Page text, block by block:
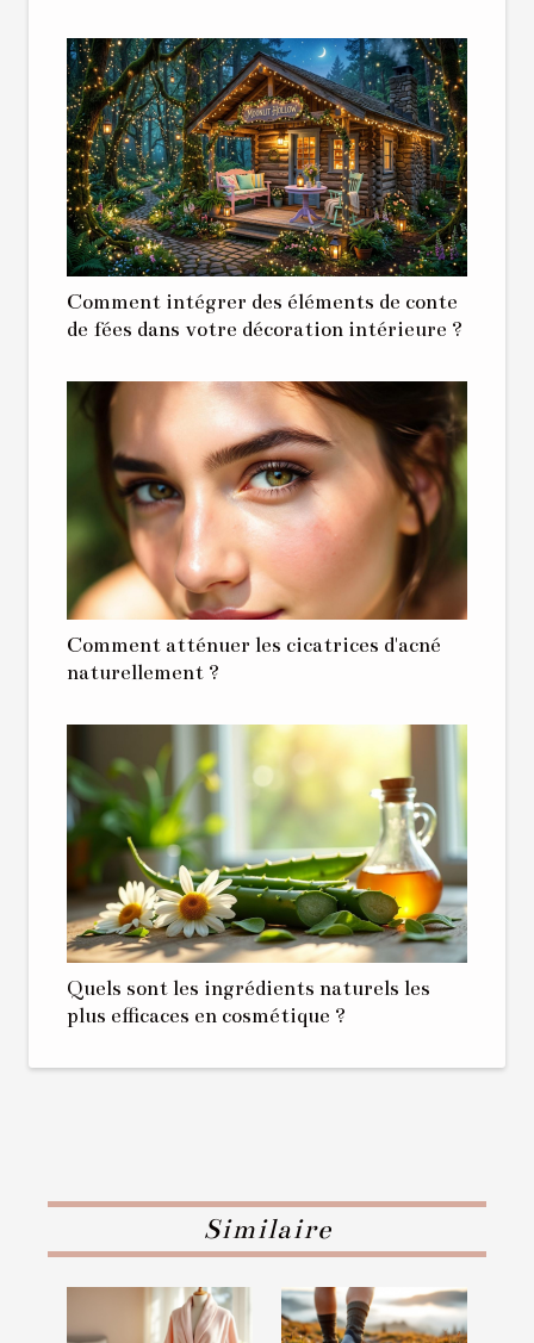
Comment intégrer des éléments de conte
de fées dans votre décoration intérieure ?
Comment atténuer les cicatrices d'acné
naturellement ?
Quels sont les ingrédients naturels les
plus efficaces en cosmétique ?
Similaire